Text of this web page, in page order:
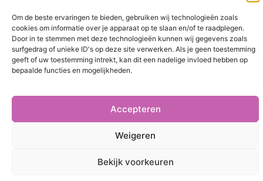
Om de beste ervaringen te bieden, gebruiken wij technologieën zoals
cookies om informatie over je apparaat op te slaan en/of te raadplegen.
Door in te stemmen met deze technologieën kunnen wij gegevens zoals
surfgedrag of unieke ID's op deze site verwerken. Als je geen toestemming
geeft of uw toestemming intrekt, kan dit een nadelige invloed hebben op
bepaalde functies en mogelijkheden.
Accepteren
Weigeren
Bekijk voorkeuren
informatie
Bericht categorie
@2025 www.productenvanhetjaar.be. All Right Reserved.​